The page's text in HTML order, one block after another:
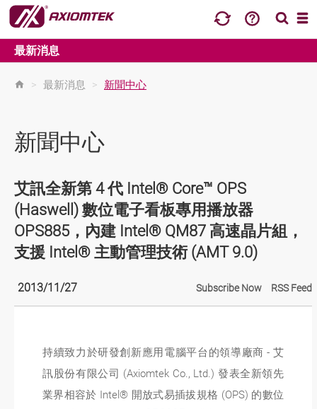
最新消息
> 最新消息 > 新聞中心
新聞中心
艾訊全新第 4 代 Intel® Core™ OPS
(Haswell) 數位電子看板專用播放器
OPS885，內建 Intel® QM87 高速晶片組，
支援 Intel® 主動管理技術 (AMT 9.0)
2013/11/27 Subscribe Now RSS Feed
持續致力於研發創新應用電腦平台的領導廠商 - 艾
訊股份有限公司 (Axiomtek Co., Ltd.) 發表全新領先
業界相容於 Intel® 開放式易插拔規格 (OPS) 的數位